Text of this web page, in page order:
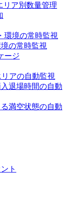
リア別数量管理
環境の常時監視
の常時監視
ージ
アの自動監視
退場時間の自動
満空状態の自動
ト